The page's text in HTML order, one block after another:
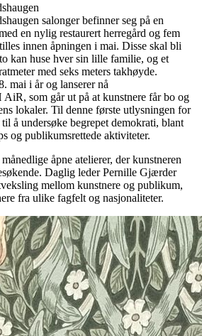
salonger befinner seg på en
en nylig restaurert herregård og fem
innen åpningen i mai. Disse skal bli
kan huse hver sin lille familie, og et
med seks meters takhøyde.
mai i år og lanserer nå
AiR, som går ut på at kunstnere får bo og
lokaler. Til denne første utlysningen for
å undersøke begrepet demokrati, blant
og publikumsrettede aktiviteter.
åpne atelierer, der kunstneren
Daglig leder Pernille Gjærder
mellom kunstnere og publikum,
fra ulike fagfelt og nasjonaliteter.